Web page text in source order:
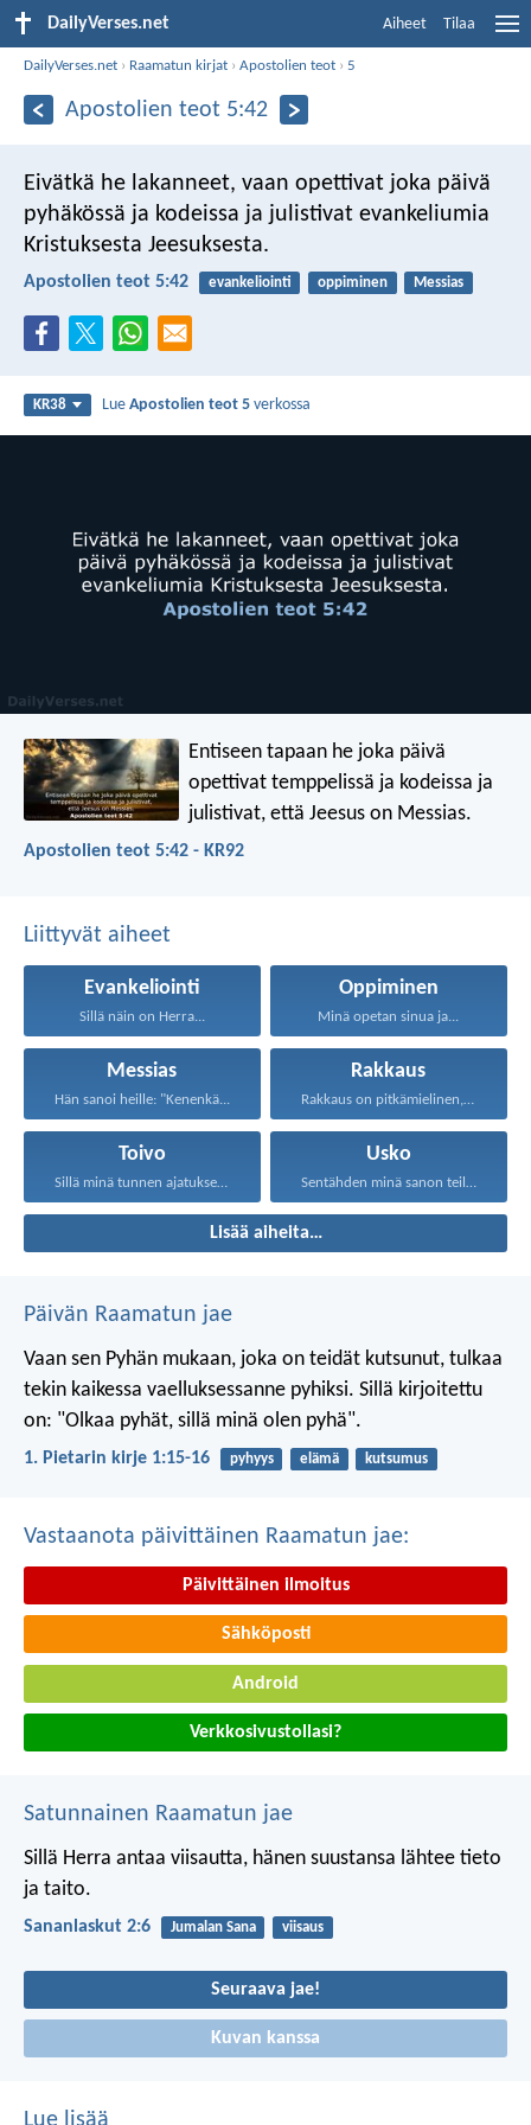
DailyVerses.net Aiheet Tilaa
DailyVerses.net › Raamatun kirjat ›Apostolien teot ›5
Apostolien teot 5:42
Eivätkä he lakanneet, vaan opettivat joka päivä
pyhäkössä ja kodeissa ja julistivat evankeliumia
Kristuksesta Jeesuksesta.
Apostolien teot 5:42 evankeliointi oppiminen Messias
KR38 LueApostolien teot 5 verkossa
Entiseen tapaan he joka päivä
opettivat temppelissä ja kodeissa ja
julistivat, että Jeesus on Messias.
Apostolien teot 5:42 - KR92
Liittyvät aiheet
Evankeliointi
Sillä näin on Herra...
Oppiminen
Minä opetan sinua ja...
Messias
Hän sanoi heille: "Kenenkä...
Rakkaus
Rakkaus on pitkämielinen, rakkaus...
Toivo
Sillä minä tunnen ajatukseni...
Usko
Sentähden minä sanon teille...
Lisää aiheita…
Päivän Raamatun jae
Vaan sen Pyhän mukaan, joka on teidät kutsunut, tulkaa
tekin kaikessa vaelluksessanne pyhiksi. Sillä kirjoitettu
on: "Olkaa pyhät, sillä minä olen pyhä".
1. Pietarin kirje 1:15-16 pyhyys elämä kutsumus
Vastaanota päivittäinen Raamatun jae:
Päivittäinen ilmoitus
Sähköposti
Android
Verkkosivustollasi?
Satunnainen Raamatun jae
Sillä Herra antaa viisautta, hänen suustansa lähtee tieto
ja taito.
Sananlaskut 2:6 Jumalan Sana viisaus
Seuraava jae!
Kuvan kanssa